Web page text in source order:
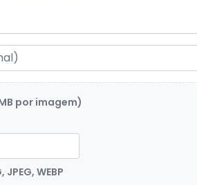
por imagem)
WEBP